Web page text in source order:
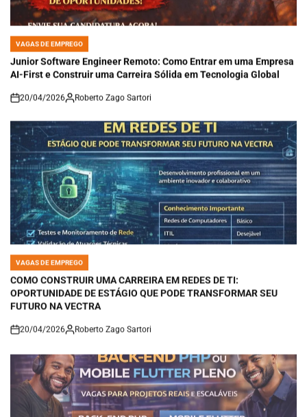
POSTED
VAGAS DE EMPREGO
Junior Software Engineer Remoto: Como Entrar em uma Empresa
AI-First e Construir uma Carreira Sólida em Tecnologia Global
on
20/04/2026 Roberto Zago Sartori
POSTED
IN
VAGAS DE EMPREGO
COMO CONSTRUIR UMA CARREIRA EM REDES DE TI:
OPORTUNIDADE DE ESTÁGIO QUE PODE TRANSFORMAR SEU
FUTURO NA VECTRA
on